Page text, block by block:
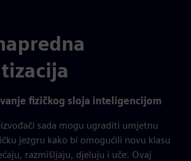
fizičkog sloja inteligencijom
sada mogu ugraditi umjetnu
jezgru kako bi omogućili novu klasu
razmišljaju, djeluju i uče. Ovaj